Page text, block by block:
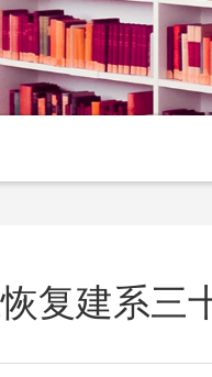
复建系